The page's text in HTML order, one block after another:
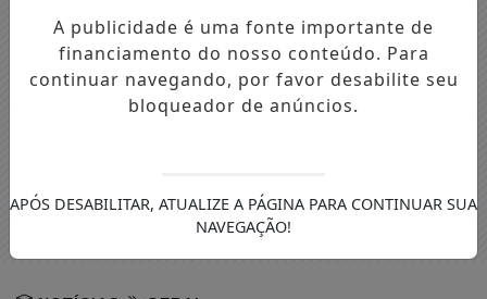
A publicidade é uma fonte importante de
financiamento do nosso conteúdo. Para
continuar navegando, por favor desabilite seu
bloqueador de anúncios.
APÓS DESABILITAR, ATUALIZE A PÁGINA PARA CONTINUAR SUA
NAVEGAÇÃO!